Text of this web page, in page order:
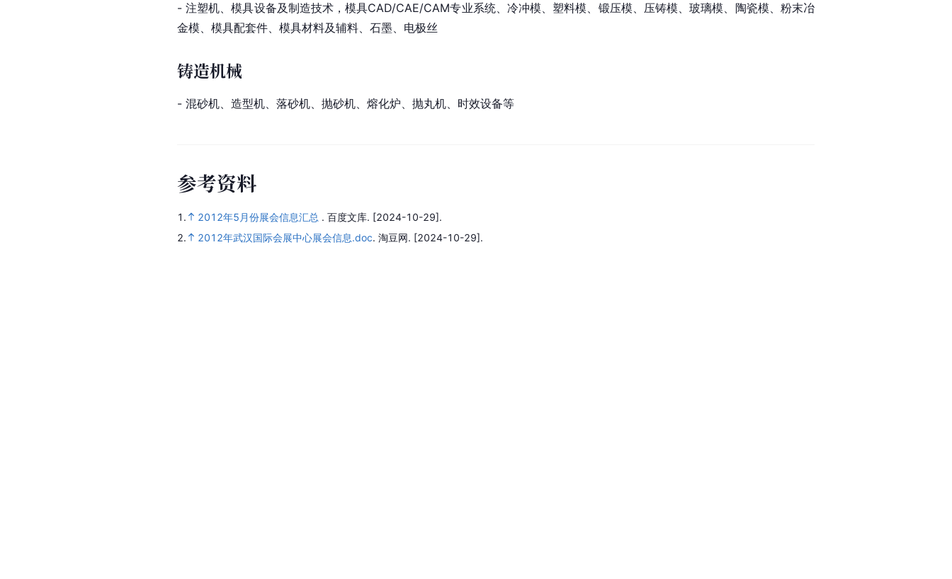
- 注塑机、模具设备及制造技术，模具CAD/CAE/CAM专业系统、冷冲模、塑料模、锻压模、压铸模、玻璃模、陶瓷模、粉末冶
金模、模具配套件、模具材料及辅料、石墨、电极丝
铸造机械
- 混砂机、造型机、落砂机、抛砂机、熔化炉、抛丸机、时效设备等
参考资料
1. 2012年5月份展会信息汇总 . 百度文库. [2024-10-29].
2.
2012年武汉国际会展中心展会信息.doc. 淘豆网. [2024-10-29].